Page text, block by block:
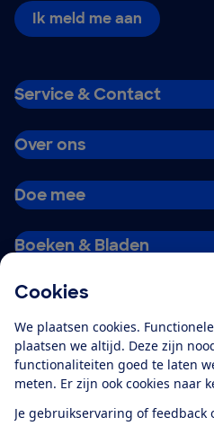
Cookies
We plaatsen cookies.
plaatsen we altijd. Deze zijn
functionaliteiten goed te laten
meten. Er zijn ook cookies naar
Je gebruikservaring of feedback
Ik meld me aan
Service & Contact
Over ons
Doe mee
Boeken & Bladen
Alles over de
app